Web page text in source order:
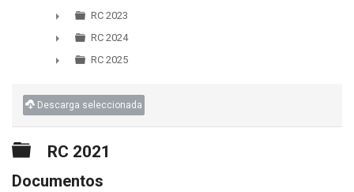
►
►
RC 2023
►
RC 2024
RC 2025
Descarga seleccionada
Carpeta
RC 2021
Documentos